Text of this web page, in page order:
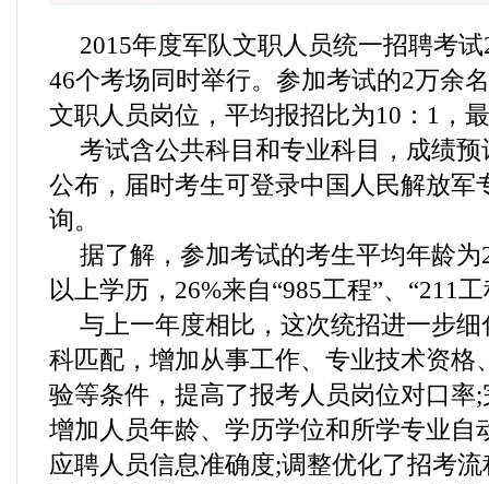
2015年度军队文职人员统一招聘考
46个考场同时举行。参加考试的2万余
文职人员岗位，平均报招比为10：1，
考试含公共科目和专业科目，成绩预
公布，届时考生可登录中国人民解放军
询。
据了解，参加考试的考生平均年龄为
以上学历，26%来自“985工程”、“211
与上一年度相比，这次统招进一步
科匹配，增加从事工作、专业技术资格
验等条件，提高了报考人员岗位对口率
增加人员年龄、学历学位和所学专业自
应聘人员信息准确度;调整优化了招考